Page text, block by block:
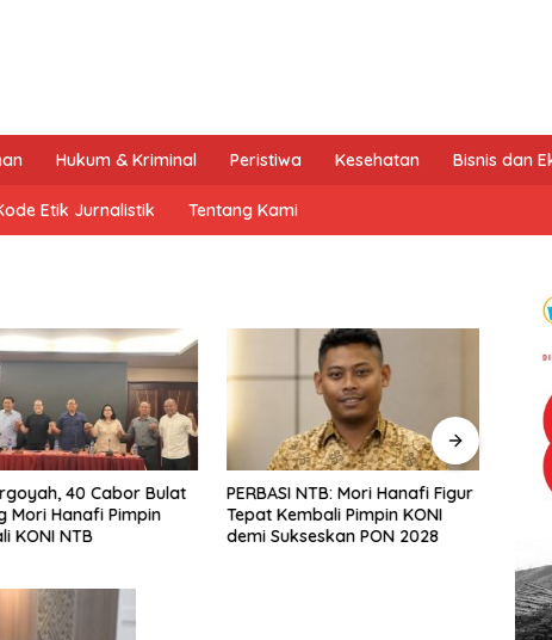
Hukum & Kriminal Peristiwa Kesehatan Bisnis dan
Etik Jurnalistik Tentang Kami
40 Cabor Bulat
Mori Hanafi Pimpin
KONI NTB
PERBASI NTB: Mori Hanafi Figur
Tepat Kembali Pimpin KONI
demi Sukseskan PON 2028